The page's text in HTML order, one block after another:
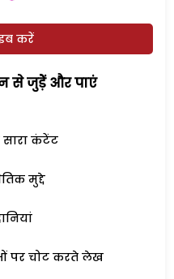
करें
से जुड़ेें और पाएं
कंटेंट
मुद्दे
पर चोट करते लेख